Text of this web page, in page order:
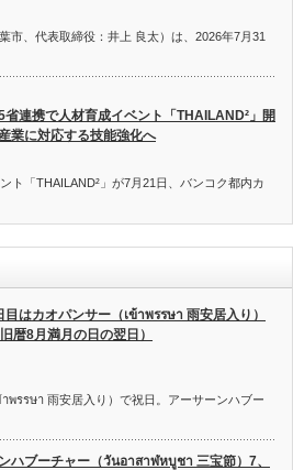
市、代表取締役：井上 良太）は、2026年7月31
省連携で人材育成イベント「THAILAND²」開
業に対応する技能強化へ
ト「THAILAND²」が7月21日、バンコク都内カ
目はカオパンサー（เข้าพรรษา 雨安居入り）
暦8月満月の日の翌日）
พรรษา 雨安居入り）で祝日。アーサーンハブー
ハブーチャー（วันอาสาฬหบูชา 三宝節）7、